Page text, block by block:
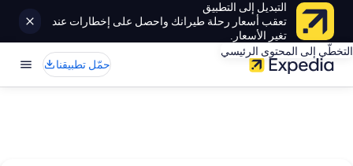
التبديل إلى التطبيق
تعقب أسعار رحلة طيرانك واحصل على إخطارات عند
تغير الأسعار.
التخطّي إلى المحتوى الرئيسي
حمّل تطبيقنا